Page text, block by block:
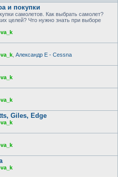
и покупки
самолетов. Как выбрать самолет?
целей? Что нужно знать при выборе
Александр E - Cessna
Giles, Edge